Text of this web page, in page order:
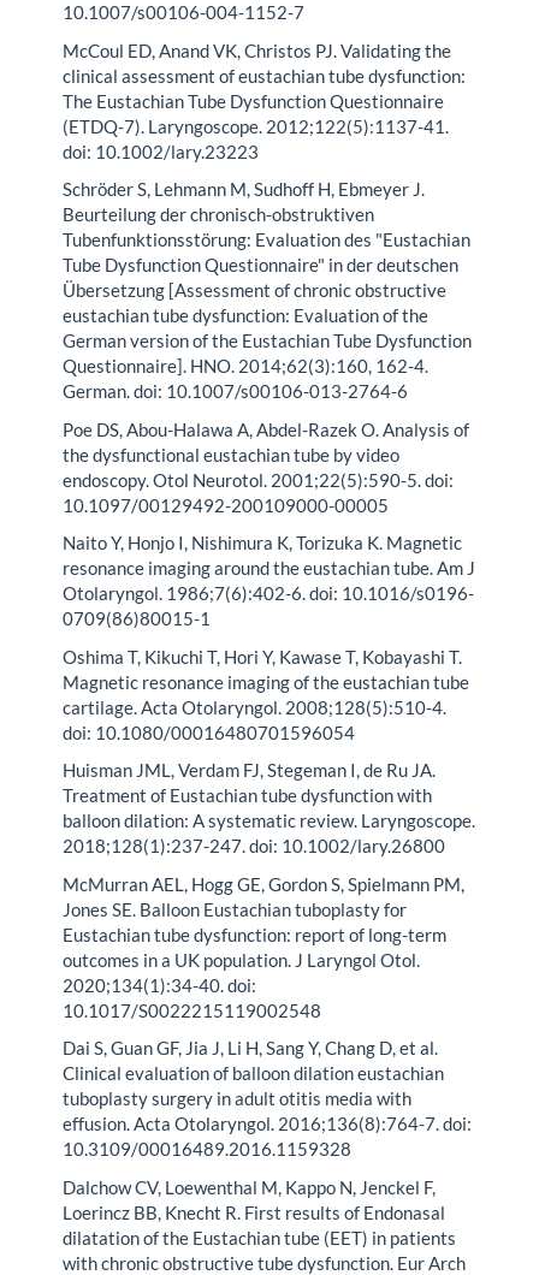
10.1007/s00106-004-1152-7
McCoul ED, Anand VK, Christos PJ. Validating the
clinical assessment of eustachian tube dysfunction:
The Eustachian Tube Dysfunction Questionnaire
(ETDQ-7). Laryngoscope. 2012;122(5):1137-41.
doi: 10.1002/lary.23223
Schröder S, Lehmann M, Sudhoff H, Ebmeyer J.
Beurteilung der chronisch-obstruktiven
Tubenfunktionsstörung: Evaluation des "Eustachian
Tube Dysfunction Questionnaire" in der deutschen
Übersetzung [Assessment of chronic obstructive
eustachian tube dysfunction: Evaluation of the
German version of the Eustachian Tube Dysfunction
Questionnaire]. HNO. 2014;62(3):160, 162-4.
German. doi: 10.1007/s00106-013-2764-6
Poe DS, Abou-Halawa A, Abdel-Razek O. Analysis of
the dysfunctional eustachian tube by video
endoscopy. Otol Neurotol. 2001;22(5):590-5. doi:
10.1097/00129492-200109000-00005
Naito Y, Honjo I, Nishimura K, Torizuka K. Magnetic
resonance imaging around the eustachian tube. Am J
Otolaryngol. 1986;7(6):402-6. doi: 10.1016/s0196-
0709(86)80015-1
Oshima T, Kikuchi T, Hori Y, Kawase T, Kobayashi T.
Magnetic resonance imaging of the eustachian tube
cartilage. Acta Otolaryngol. 2008;128(5):510-4.
doi: 10.1080/00016480701596054
Huisman JML, Verdam FJ, Stegeman I, de Ru JA.
Treatment of Eustachian tube dysfunction with
balloon dilation: A systematic review. Laryngoscope.
2018;128(1):237-247. doi: 10.1002/lary.26800
McMurran AEL, Hogg GE, Gordon S, Spielmann PM,
Jones SE. Balloon Eustachian tuboplasty for
Eustachian tube dysfunction: report of long-term
outcomes in a UK population. J Laryngol Otol.
2020;134(1):34-40. doi:
10.1017/S0022215119002548
Dai S, Guan GF, Jia J, Li H, Sang Y, Chang D, et al.
Clinical evaluation of balloon dilation eustachian
tuboplasty surgery in adult otitis media with
effusion. Acta Otolaryngol. 2016;136(8):764-7. doi:
10.3109/00016489.2016.1159328
Dalchow CV, Loewenthal M, Kappo N, Jenckel F,
Loerincz BB, Knecht R. First results of Endonasal
dilatation of the Eustachian tube (EET) in patients
with chronic obstructive tube dysfunction. Eur Arch